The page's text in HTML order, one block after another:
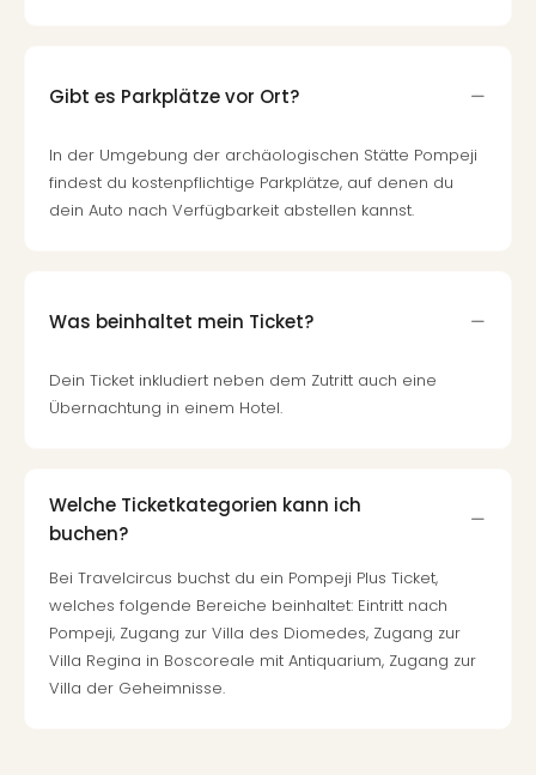
Gibt es Parkplätze vor Ort?
In der Umgebung der archäologischen Stätte Pompeji
findest du kostenpflichtige Parkplätze, auf denen du
dein Auto nach Verfügbarkeit abstellen kannst.
Was beinhaltet mein Ticket?
Dein Ticket inkludiert neben dem Zutritt auch eine
Übernachtung in einem Hotel.
Welche Ticketkategorien kann ich
buchen?
Bei Travelcircus buchst du ein Pompeji Plus Ticket,
welches folgende Bereiche beinhaltet: Eintritt nach
Pompeji, Zugang zur Villa des Diomedes, Zugang zur
Villa Regina in Boscoreale mit Antiquarium, Zugang zur
Villa der Geheimnisse.